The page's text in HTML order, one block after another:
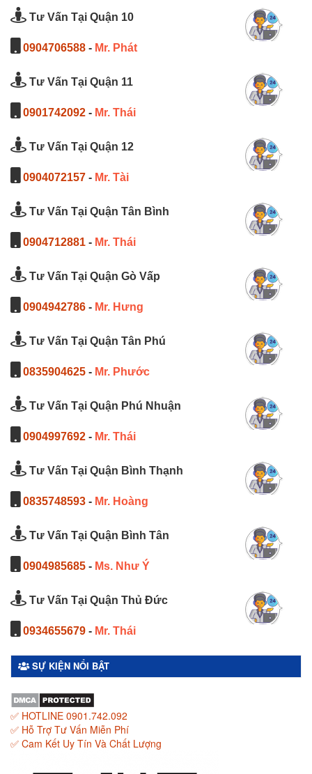
Tư Vấn Tại Quận 10
0904706588 - Mr. Phát
Tư Vấn Tại Quận 11
0901742092 - Mr. Thái
Tư Vấn Tại Quận 12
0904072157 - Mr. Tài
Tư Vấn Tại Quận Tân Bình
0904712881 - Mr. Thái
Tư Vấn Tại Quận Gò Vấp
0904942786 - Mr. Hưng
Tư Vấn Tại Quận Tân Phú
0835904625 - Mr. Phước
Tư Vấn Tại Quận Phú Nhuận
0904997692 - Mr. Thái
Tư Vấn Tại Quận Bình Thạnh
0835748593 - Mr. Hoàng
Tư Vấn Tại Quận Bình Tân
0904985685 - Ms. Như Ý
Tư Vấn Tại Quận Thủ Đức
0934655679 - Mr. Thái
SỰ KIỆN NỔI BẬT
✅ HOTLINE 0901.742.092
✅ Hỗ Trợ Tư Vấn Miễn Phí
✅ Cam Kết Uy Tín Và Chất Lượng